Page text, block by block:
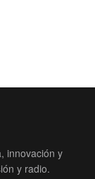
innovación y
y radio.